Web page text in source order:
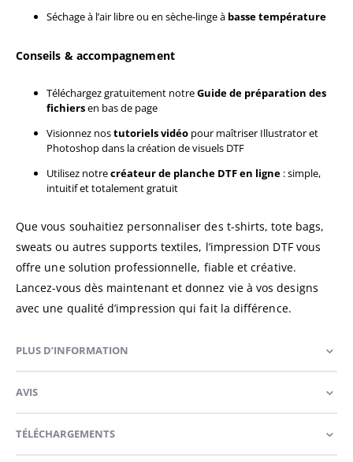
Séchage à l’air libre ou en sèche-linge à basse température
Conseils & accompagnement
Téléchargez gratuitement notreGuide de préparation des
fichiersen bas de page
Visionnez nostutoriels vidéopour maîtriser Illustrator et
Photoshop dans la création de visuels DTF
Utilisez notrecréateur de planche DTF en ligne: simple,
intuitif et totalement gratuit
Que vous souhaitiez personnaliser des t-shirts, tote bags,
sweats ou autres supports textiles, l’impression DTF vous
offre une solution professionnelle, fiable et créative.
Lancez-vous dès maintenant et donnez vie à vos designs
avec une qualité d’impression qui fait la différence.
PLUS D’INFORMATION
AVIS
TÉLÉCHARGEMENTS